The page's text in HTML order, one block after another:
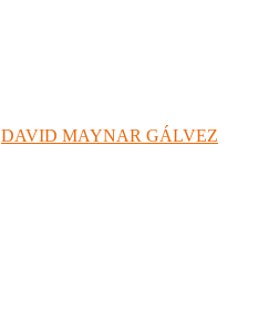
DAVID MAYNAR GÁLVEZ